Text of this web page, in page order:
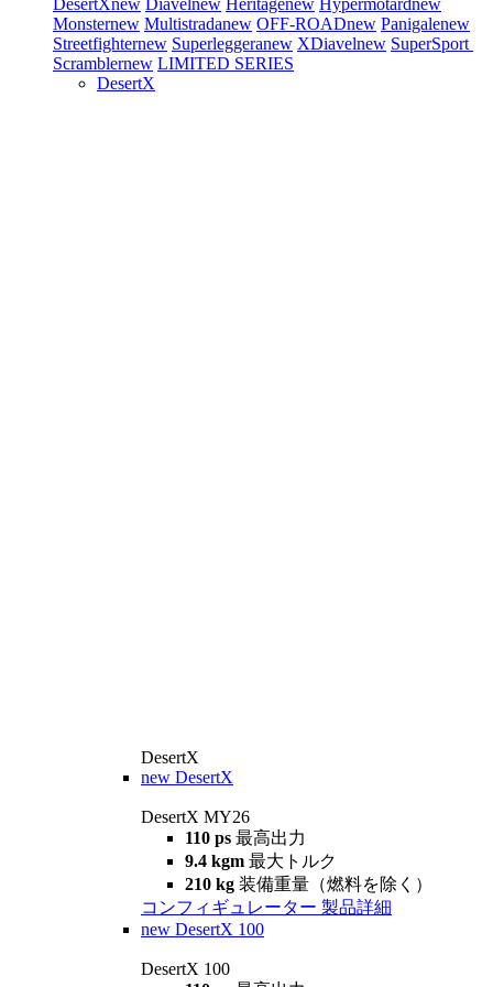
DesertXnew Diavelnew Heritagenew Hypermotardnew
Monsternew Multistradanew OFF-ROADnew Panigalenew
Streetfighternew Superleggeranew XDiavelnew SuperSport
Scramblernew LIMITED SERIES
DesertX
DesertX
new DesertX
DesertX MY26
110 ps 最高出力
9.4 kgm 最大トルク
210 kg 装備重量（燃料を除く）
コンフィギュレーター 製品詳細
new DesertX 100
DesertX 100